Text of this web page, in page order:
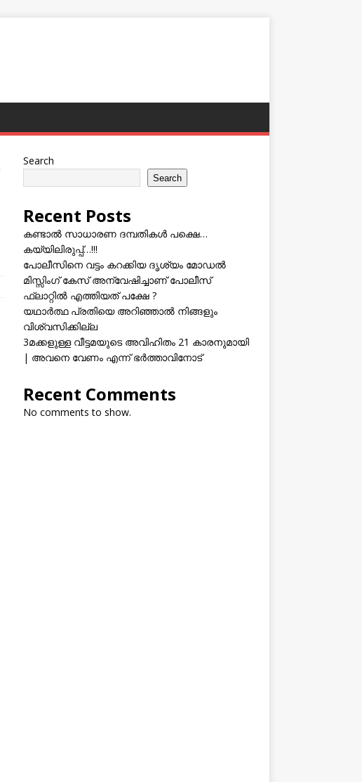
Search
Search
Recent Posts
കണ്ടാൽ സാധാരണ ദമ്പതികൾ പക്ഷെ…
കയ്യിലിരുപ്പ്…!!!
പോലീസിനെ വട്ടം കറക്കിയ ദൃശ്യം മോഡല്‍
മിസ്സിംഗ് കേസ് അന്വേഷിച്ചാണ് പോലീസ്
ഫ്ലാറ്റിൽ എത്തിയത് പക്ഷേ ?
യഥാർത്ഥ പ്രതിയെ അറിഞ്ഞാൽ നിങ്ങളും
വിശ്വസിക്കില്ല
3മക്കളുള്ള വീട്ടമയുടെ അവിഹിതം 21 കാരനുമായി
| അവനെ വേണം എന്ന് ഭർത്താവിനോട്
Recent Comments
No comments to show.